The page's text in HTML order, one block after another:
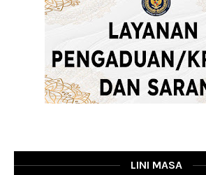
LINI MASA